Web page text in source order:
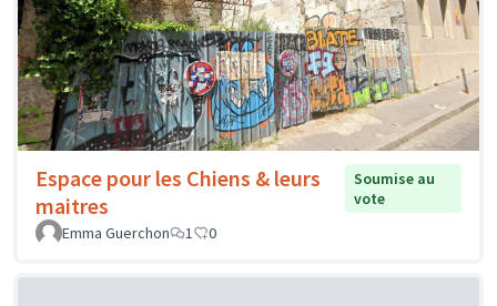
Espace pour les Chiens & leurs
maitres
Soumise au
vote
Emma Guerchon
1 0